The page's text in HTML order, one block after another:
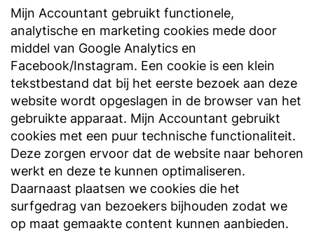
Mijn Accountant gebruikt functionele,
analytische en marketing cookies mede door
middel van Google Analytics en
Facebook/Instagram. Een cookie is een klein
tekstbestand dat bij het eerste bezoek aan deze
website wordt opgeslagen in de browser van het
gebruikte apparaat. Mijn Accountant gebruikt
cookies met een puur technische functionaliteit.
Deze zorgen ervoor dat de website naar behoren
werkt en deze te kunnen optimaliseren.
Daarnaast plaatsen we cookies die het
surfgedrag van bezoekers bijhouden zodat we
op maat gemaakte content kunnen aanbieden.